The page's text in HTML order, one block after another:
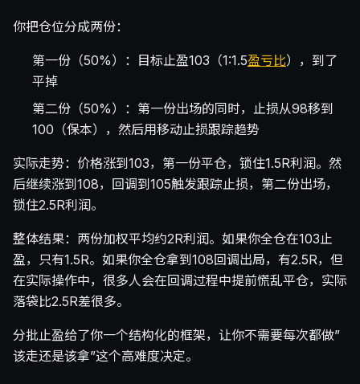
你把仓位分成两份：
第一份（50%）：目标止盈103（1:1.5盈亏比），到了
平掉
第二份（50%）：第一份出场的同时，止损从98移到
100（保本），然后用移动止损跟踪趋势
实际走势：价格涨到103，第一份平仓，锁住1.5R利润。然
后继续涨到108，回调到105触发跟踪止损，第二份出场，
锁住2.5R利润。
整体结果：两份加权平均约2R利润。如果你全仓在103止
盈，只有1.5R。如果你全仓拿到108回调出局，有2.5R，但
在实际操作中，很多人会在回调过程中提前慌乱平仓，实际
落袋比2.5R差很多。
分批止盈给了你一个结构化的框架，让你不需要每次都做”
该走还是该拿”这个高难度决定。